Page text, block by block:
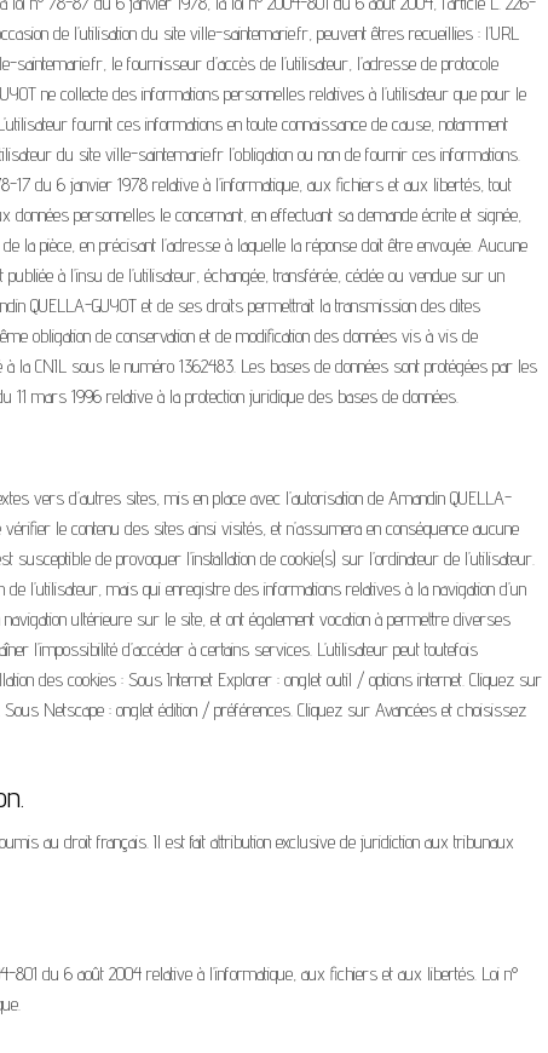
de l’utilisation du site ville-saintemarie.fr, peuvent êtres recueillies : l’URL
le fournisseur d’accès de l’utilisateur, l’adresse de protocole
ne collecte des informations personnelles relatives à l’utilisateur que pour le
fournit ces informations en toute connaissance de cause, notamment
du site ville-saintemarie.fr l’obligation ou non de fournir ces informations.
du 6 janvier 1978 relative à l’informatique, aux fichiers et aux libertés, tout
données personnelles le concernant, en effectuant sa demande écrite et signée,
la pièce, en précisant l’adresse à laquelle la réponse doit être envoyée. Aucune
à l’insu de l’utilisateur, échangée, transférée, cédée ou vendue sur un
QUELLA-GUYOT et de ses droits permettrait la transmission des dites
obligation de conservation et de modification des données vis à vis de
la CNIL sous le numéro 1362483. Les bases de données sont protégées par les
mars 1996 relative à la protection juridique des bases de données.
vers d’autres sites, mis en place avec l’autorisation de Amandin QUELLA-
vérifier le contenu des sites ainsi visités, et n’assumera en conséquence aucune
de provoquer l’installation de cookie(s) sur l’ordinateur de l’utilisateur.
l’utilisateur, mais qui enregistre des informations relatives à la navigation d’un
ultérieure sur le site, et ont également vocation à permettre diverses
l’impossibilité d’accéder à certains services. L’utilisateur peut toutefois
des cookies : Sous Internet Explorer : onglet outil / options internet. Cliquez sur
Netscape : onglet édition / préférences. Cliquez sur Avancées et choisissez
au droit français. Il est fait attribution exclusive de juridiction aux tribunaux
du 6 août 2004 relative à l’informatique, aux fichiers et aux libertés. Loi n°